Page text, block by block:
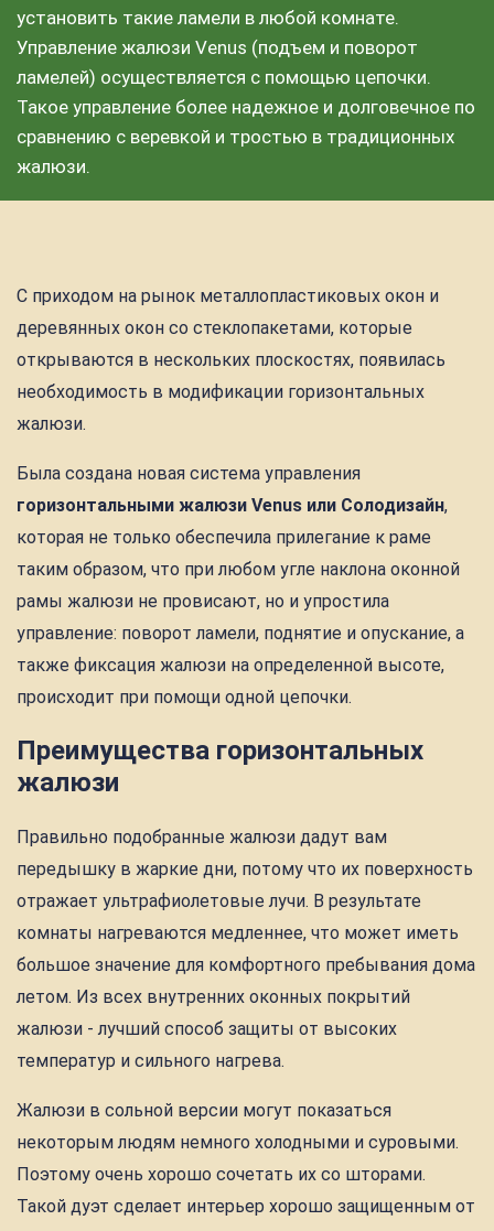
установить такие ламели в любой комнате.
Управление жалюзи Venus (подъем и поворот
ламелей) осуществляется с помощью цепочки.
Такое управление более надежное и долговечное по
сравнению с веревкой и тростью в традиционных
жалюзи.
С приходом на рынок металлопластиковых окон и
деревянных окон со стеклопакетами, которые
открываются в нескольких плоскостях, появилась
необходимость в модификации горизонтальных
жалюзи.
Была создана новая система управления
горизонтальными жалюзи Venus или Солодизайн,
которая не только обеспечила прилегание к раме
таким образом, что при любом угле наклона оконной
рамы жалюзи не провисают, но и упростила
управление: поворот ламели, поднятие и опускание, а
также фиксация жалюзи на определенной высоте,
происходит при помощи одной цепочки.
Преимущества горизонтальных
жалюзи
Правильно подобранные жалюзи дадут вам
передышку в жаркие дни, потому что их поверхность
отражает ультрафиолетовые лучи. В результате
комнаты нагреваются медленнее, что может иметь
большое значение для комфортного пребывания дома
летом. Из всех внутренних оконных покрытий
жалюзи - лучший способ защиты от высоких
температур и сильного нагрева.
Жалюзи в сольной версии могут показаться
некоторым людям немного холодными и суровыми.
Поэтому очень хорошо сочетать их со шторами.
Такой дуэт сделает интерьер хорошо защищенным от